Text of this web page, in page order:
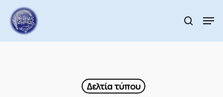
main
content
search
Δελτία τύπου
Menu